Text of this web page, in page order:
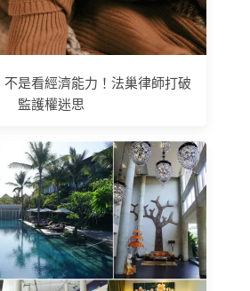
不是看經濟能力！法巢律師打破
監護權迷思